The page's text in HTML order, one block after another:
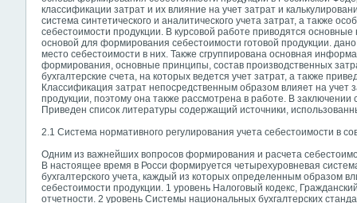
классификации затрат и их влияние на учет затрат и
система синтетического и аналитического учета затрат, а также
себестоимости продукции. В курсовой работе приводятся
основой для формирования себестоимости готовой продукции.
место себестоимости в них. Также сгруппирована основная
формирования, основные принципы, состав производственных
бухгалтерские счета, на которых ведется учет затрат, а также
Классификация затрат непосредственным образом влияет на учет
продукции, поэтому она также рассмотрена в работе. В
Приведен список литературы содержащий источники,
2.1 Система нормативного регулирования учета себестоимости в
Одним из важнейших вопросов формирования и расчета
В настоящее время в Росси формируется четырехуровневая
бухгалтерского учета, каждый из которых определенным образом
себестоимости продукции. 1 уровень Налоговый кодекс,
отчетности. 2 уровень Системы национальных бухгалтерских